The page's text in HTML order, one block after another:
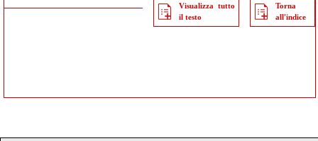
Visualizza tutto
il testo
Torna
all'indice